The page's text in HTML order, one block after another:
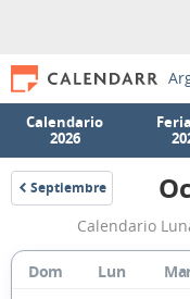
Calendario
2026
Septiembre
2044
Calendario
Dom Lun